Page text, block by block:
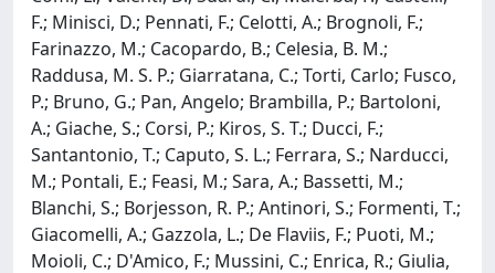
F.; Minisci, D.; Pennati, F.; Celotti, A.; Brognoli, F.;
Farinazzo, M.; Cacopardo, B.; Celesia, B. M.;
Raddusa, M. S. P.; Giarratana, C.; Torti, Carlo; Fusco,
P.; Bruno, G.; Pan, Angelo; Brambilla, P.; Bartoloni,
A.; Giache, S.; Corsi, P.; Kiros, S. T.; Ducci, F.;
Santantonio, T.; Caputo, S. L.; Ferrara, S.; Narducci,
M.; Pontali, E.; Feasi, M.; Sara, A.; Bassetti, M.;
Blanchi, S.; Borjesson, R. P.; Antinori, S.; Formenti, T.;
Giacomelli, A.; Gazzola, L.; De Flaviis, F.; Puoti, M.;
Moioli, C.; D'Amico, F.; Mussini, C.; Enrica, R.; Giulia,